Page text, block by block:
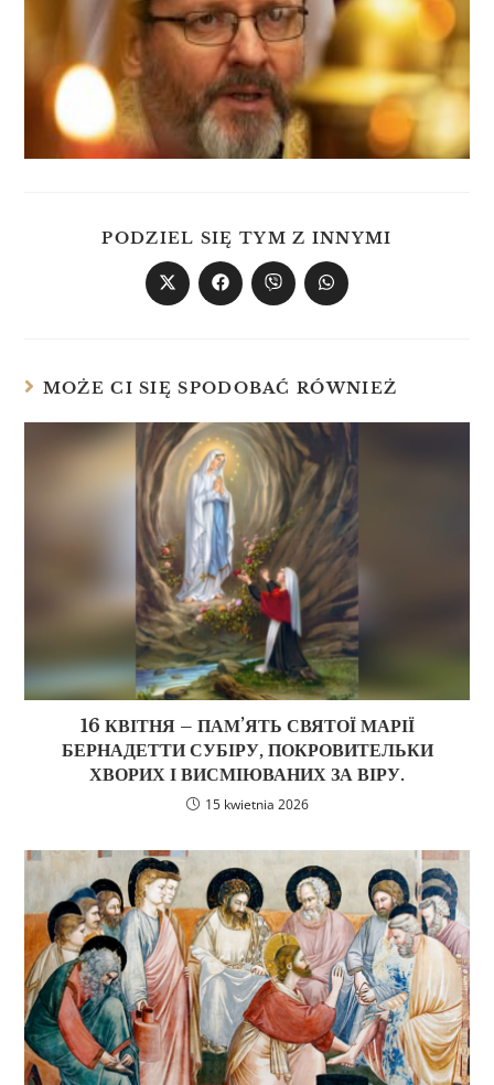
PODZIEL SIĘ TYM Z INNYMI
MOŻE CI SIĘ SPODOBAĆ RÓWNIEŻ
16 КВІТНЯ – ПАМ’ЯТЬ СВЯТОЇ МАРІЇ
БЕРНАДЕТТИ СУБІРУ, ПОКРОВИТЕЛЬКИ
ХВОРИХ І ВИСМІЮВАНИХ ЗА ВІРУ.
15 kwietnia 2026